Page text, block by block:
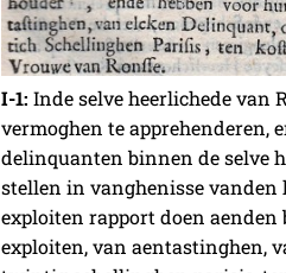
I-1: Inde selve heerlichede van
vermoghen te apprehenderen,
delinquanten binnen de selve
stellen in vanghenisse vanden
exploiten rapport doen aenden
exploiten, van aentastinghen,